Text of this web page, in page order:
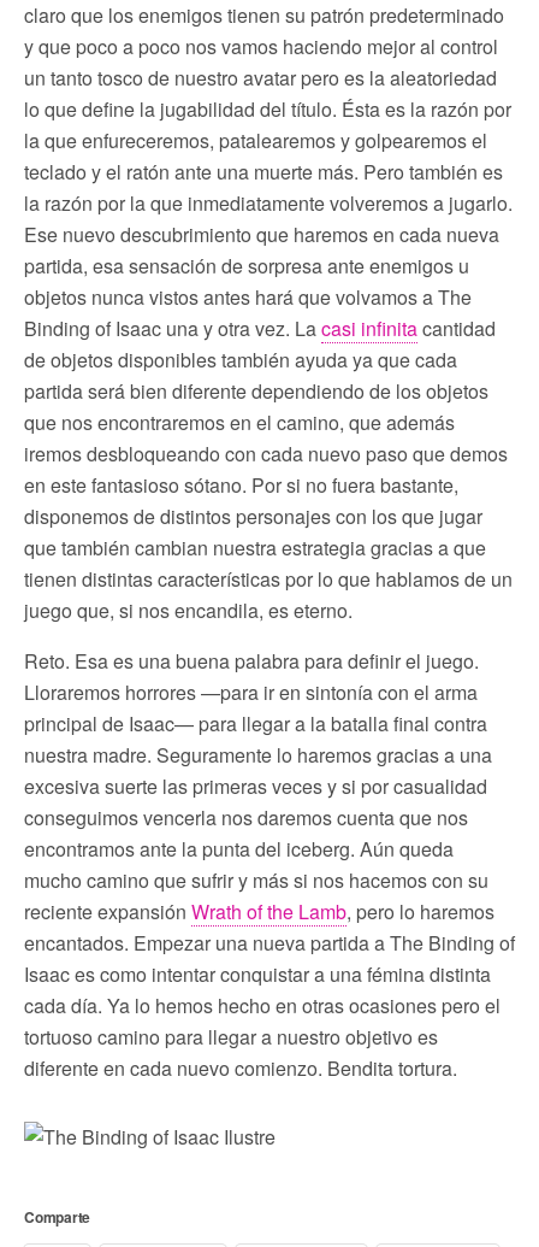
claro que los enemigos tienen su patrón predeterminado
y que poco a poco nos vamos haciendo mejor al control
un tanto tosco de nuestro avatar pero es la aleatoriedad
lo que define la jugabilidad del título. Ésta es la razón por
la que enfureceremos, patalearemos y golpearemos el
teclado y el ratón ante una muerte más. Pero también es
la razón por la que inmediatamente volveremos a jugarlo.
Ese nuevo descubrimiento que haremos en cada nueva
partida, esa sensación de sorpresa ante enemigos u
objetos nunca vistos antes hará que volvamos a The
Binding of Isaac una y otra vez. Lacasi infinitacantidad
de objetos disponibles también ayuda ya que cada
partida será bien diferente dependiendo de los objetos
que nos encontraremos en el camino, que además
iremos desbloqueando con cada nuevo paso que demos
en este fantasioso sótano. Por si no fuera bastante,
disponemos de distintos personajes con los que jugar
que también cambian nuestra estrategia gracias a que
tienen distintas características por lo que hablamos de un
juego que, si nos encandila, es eterno.
Reto. Esa es una buena palabra para definir el juego.
Lloraremos horrores —para ir en sintonía con el arma
principal de Isaac— para llegar a la batalla final contra
nuestra madre. Seguramente lo haremos gracias a una
excesiva suerte las primeras veces y si por casualidad
conseguimos vencerla nos daremos cuenta que nos
encontramos ante la punta del iceberg. Aún queda
mucho camino que sufrir y más si nos hacemos con su
reciente expansión Wrath of the Lamb, pero lo haremos
encantados. Empezar una nueva partida a The Binding of
Isaac es como intentar conquistar a una fémina distinta
cada día. Ya lo hemos hecho en otras ocasiones pero el
tortuoso camino para llegar a nuestro objetivo es
diferente en cada nuevo comienzo. Bendita tortura.
Comparte